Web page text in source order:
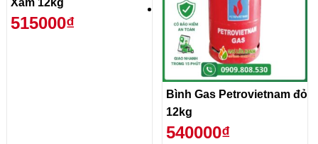
Xám 12kg
515000₫
Bình Gas Petrovietnam đỏ
12kg
540000₫